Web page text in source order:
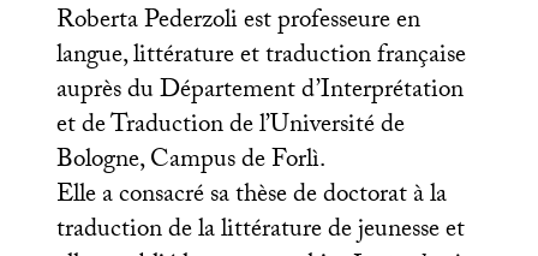
Roberta Pederzoli est professeure en
langue, littérature et traduction française
auprès du Département d’Interprétation
et de Traduction de l’Université de
Bologne, Campus de Forlì.
Elle a consacré sa thèse de doctorat à la
traduction de la littérature de jeunesse et